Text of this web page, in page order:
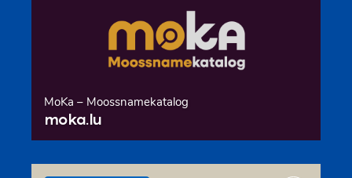
MoKa – Moossnamekatalog
moka.lu